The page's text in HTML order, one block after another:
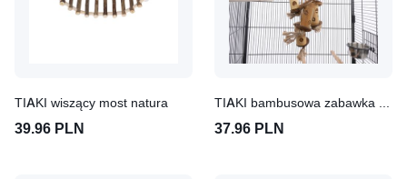
TIAKI wiszący most natura
39.96 PLN 37.96 PLN